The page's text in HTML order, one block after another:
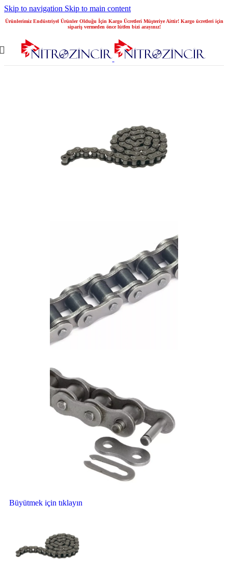
Skip to navigation Skip to main content
Ürünlerimiz Endüstriyel Ürünler Olduğu İçin Kargo Ücretleri Müşteriye Aittir! Kargo ücretleri için
sipariş vermeden önce lütfen bizi arayınız!
Büyütmek için tıklayın